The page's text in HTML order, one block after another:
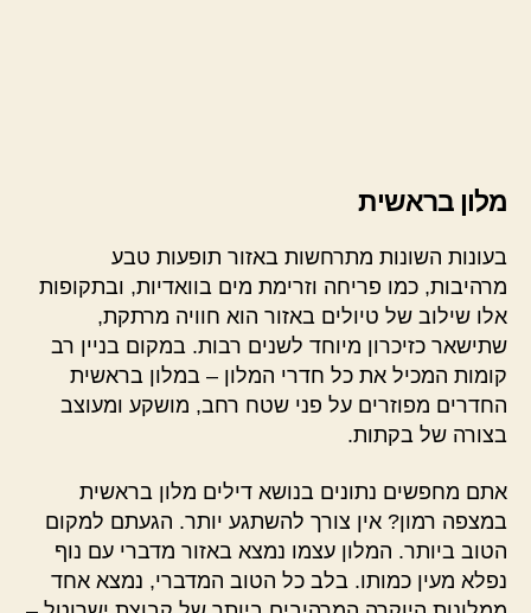
מלון בראשית
בעונות השונות מתרחשות באזור תופעות טבע
מרהיבות, כמו פריחה וזרימת מים בוואדיות, ובתקופות
אלו שילוב של טיולים באזור הוא חוויה מרתקת,
שתישאר כזיכרון מיוחד לשנים רבות. במקום בניין רב
קומות המכיל את כל חדרי המלון – במלון בראשית
החדרים מפוזרים על פני שטח רחב, מושקע ומעוצב
בצורה של בקתות.
אתם מחפשים נתונים בנושא דילים מלון בראשית
במצפה רמון? אין צורך להשתגע יותר. הגעתם למקום
הטוב ביותר. המלון עצמו נמצא באזור מדברי עם נוף
נפלא מעין כמותו. בלב כל הטוב המדברי, נמצא אחד